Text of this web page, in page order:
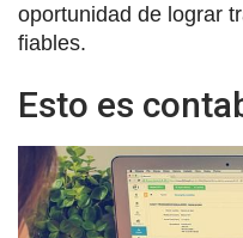
oportunidad de lograr
fiables.
Esto es